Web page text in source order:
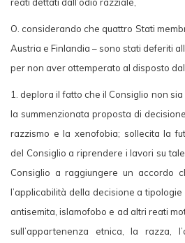
O. considerando che quattro Stati
Austria e Finlandia – sono stati deferiti
per non aver ottemperato al disposto
1. deplora il fatto che il Consiglio non
la summenzionata proposta di
razzismo e la xenofobia; sollecita la
del Consiglio a riprendere i lavori su
Consiglio a raggiungere un accordo
l’applicabilità della decisione a
antisemita, islamofobo e ad altri reati
sull’appartenenza etnica, la razza,